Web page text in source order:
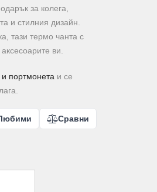
за колега,
и стилния дизайн.
тази термо чанта с
ви.
портмонета и се
Сравни